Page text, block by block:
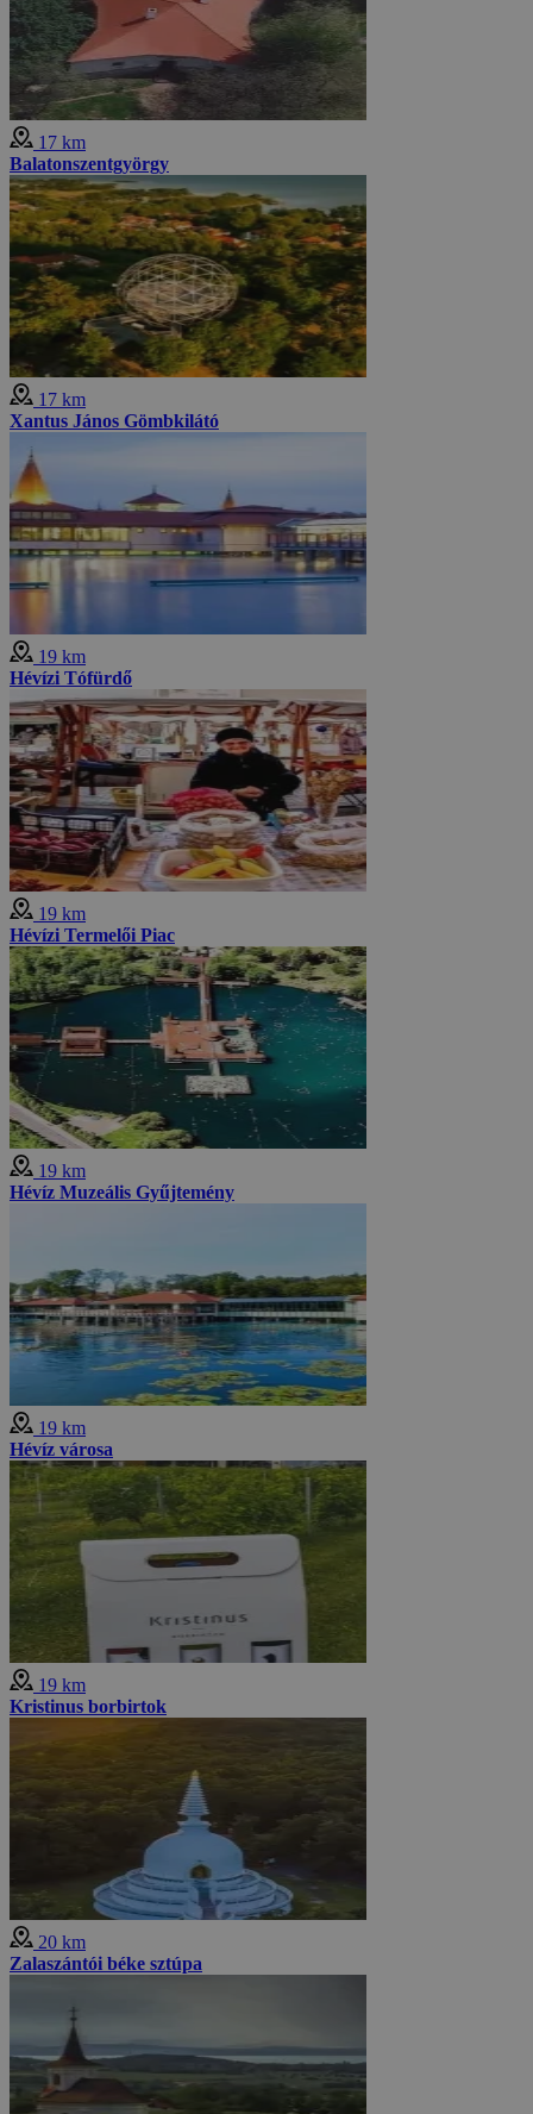
17 km
Balatonszentgyörgy
17 km
Xantus János Gömbkilátó
19 km
Hévízi Tófürdő
19 km
Hévízi Termelői Piac
19 km
Hévíz Muzeális Gyűjtemény
19 km
Hévíz városa
19 km
Kristinus borbirtok
20 km
Zalaszántói béke sztúpa